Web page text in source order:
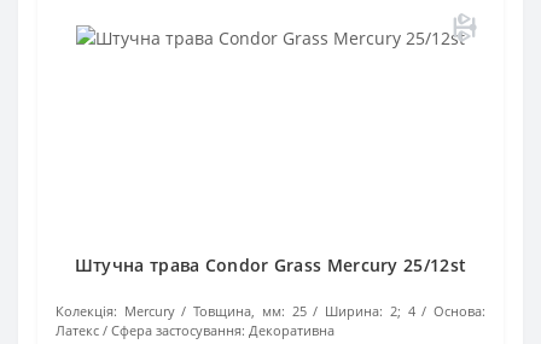
Штучна трава Condor Grass Mercury 25/12st
Колекція: Mercury Товщина, мм: 25 Ширина: 2; 4
Основа:
Латекс
Сфера застосування: Декоративна